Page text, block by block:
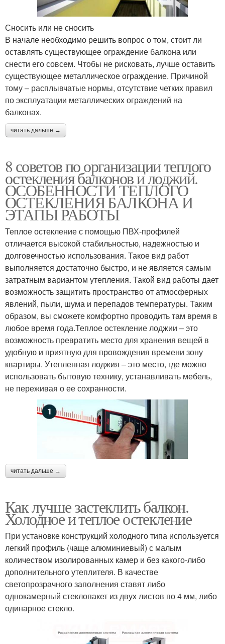
Сносить или не сносить
В начале необходимо решить вопрос о том, стоит ли
оставлять существующее ограждение балкона или
снести его совсем. Чтобы не рисковать, лучше оставить
существующее металлическое ограждение. Причиной
тому – расплывчатые нормы, отсутствие четких правил
по эксплуатации металлических ограждений на
балконах.
читать дальше →
8 советов по организации теплого
остекления балконов и лоджий.
ОСОБЕННОСТИ ТЕПЛОГО
ОСТЕКЛЕНИЯ БАЛКОНА И
ЭТАПЫ РАБОТЫ
Теплое остекление с помощью ПВХ-профилей
отличается высокой стабильностью, надежностью и
долговечностью использования. Такое вид работ
выполняется достаточно быстро, и не является самым
затратным вариантом утепления. Такой вид работы дает
возможность защитить пространство от атмосферных
явлений, пыли, шума и перепадов температуры. Таким
образом, вы сможете комфортно проводить там время в
любое время года.Теплое остекление лоджии – это
возможность превратить место для хранения вещей в
удобную и приятную для провождения времени зону
квартиры. Утепленная лоджия – это место, где можно
использовать бытовую технику, устанавливать мебель,
не переживая о ее сохранности.
читать дальше →
Как лучше застеклить балкон.
Холодное и теплое остекление
При установке конструкций холодного типа используется
легкий профиль (чаще алюминиевый) с малым
количеством изолированных камер и без какого-либо
дополнительного утеплителя. В качестве
светопрозрачного заполнения ставят либо
однокамерный стеклопакет из двух листов по 4 мм, либо
одинарное стекло.